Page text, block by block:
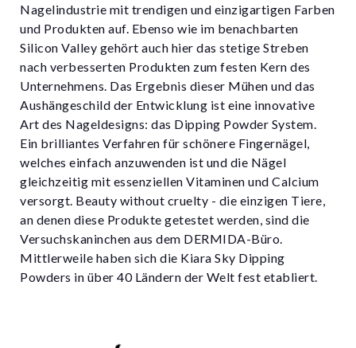
Nagelindustrie mit trendigen und einzigartigen Farben
und Produkten auf. Ebenso wie im benachbarten
Silicon Valley gehört auch hier das stetige Streben
nach verbesserten Produkten zum festen Kern des
Unternehmens. Das Ergebnis dieser Mühen und das
Aushängeschild der Entwicklung ist eine innovative
Art des Nageldesigns: das Dipping Powder System.
Ein brilliantes Verfahren für schönere Fingernägel,
welches einfach anzuwenden ist und die Nägel
gleichzeitig mit essenziellen Vitaminen und Calcium
versorgt. Beauty without cruelty - die einzigen Tiere,
an denen diese Produkte getestet werden, sind die
Versuchskaninchen aus dem DERMIDA-Büro.
Mittlerweile haben sich die Kiara Sky Dipping
Powders in über 40 Ländern der Welt fest etabliert.